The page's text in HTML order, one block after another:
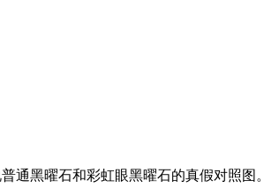
通黑曜石和彩虹眼黑曜石的真假对照图。